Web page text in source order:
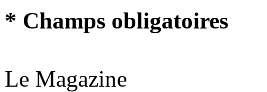
* Champs obligatoires
Le Magazine